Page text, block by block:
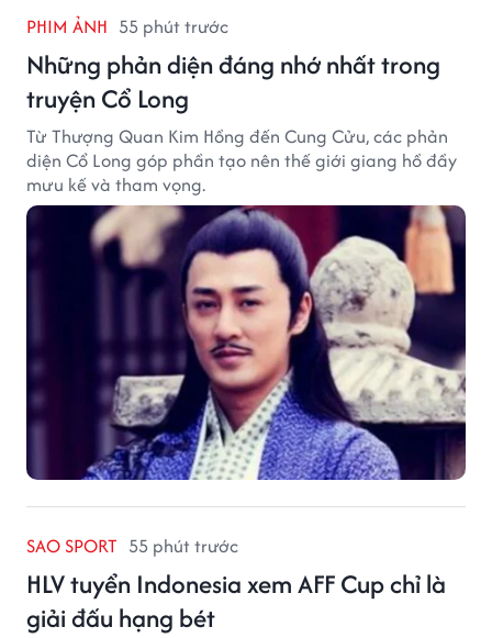
PHIM ẢNH 55 phút trước
Những phản diện đáng nhớ nhất trong
truyện Cổ Long
Từ Thượng Quan Kim Hồng đến Cung Cửu, các phản
diện Cổ Long góp phần tạo nên thế giới giang hồ đầy
mưu kế và tham vọng.
SAO SPORT 55 phút trước
HLV tuyển Indonesia xem AFF Cup chỉ là
giải đấu hạng bét